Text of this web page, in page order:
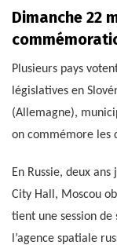
Dimanche 22
Plusieurs pays
législatives en
(Allemagne),
on commémore les
En Russie, deux
City Hall, Moscou
tient une session de
l’agence spatiale